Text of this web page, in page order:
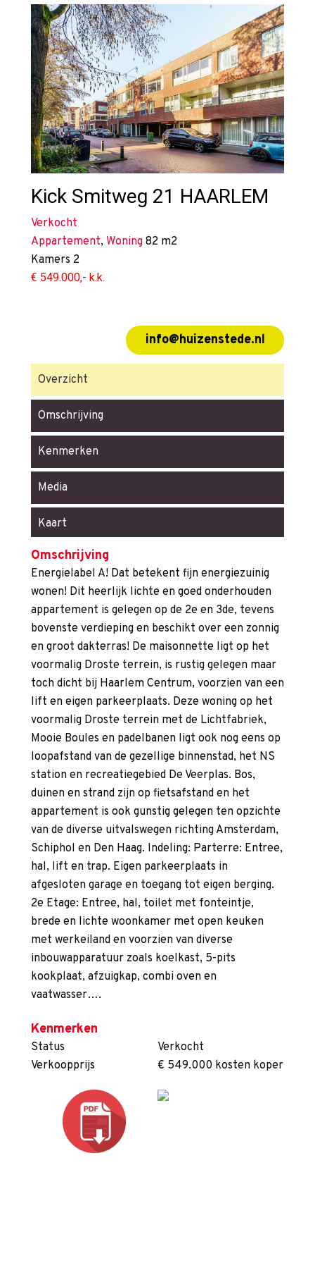
Kick Smitweg 21 HAARLEM
Verkocht
Appartement, Woning 82 m2
Kamers 2
€ 549.000,- k.k.
info@huizenstede.nl
Overzicht
Omschrijving
Kenmerken
Media
Kaart
Omschrijving
Energielabel A! Dat betekent fijn energiezuinig
wonen! Dit heerlijk lichte en goed onderhouden
appartement is gelegen op de 2e en 3de, tevens
bovenste verdieping en beschikt over een zonnig
en groot dakterras! De maisonnette ligt op het
voormalig Droste terrein, is rustig gelegen maar
toch dicht bij Haarlem Centrum, voorzien van een
lift en eigen parkeerplaats. Deze woning op het
voormalig Droste terrein met de Lichtfabriek,
Mooie Boules en padelbanen ligt ook nog eens op
loopafstand van de gezellige binnenstad, het NS
station en recreatiegebied De Veerplas. Bos,
duinen en strand zijn op fietsafstand en het
appartement is ook gunstig gelegen ten opzichte
van de diverse uitvalswegen richting Amsterdam,
Schiphol en Den Haag. Indeling: Parterre: Entree,
hal, lift en trap. Eigen parkeerplaats in
afgesloten garage en toegang tot eigen berging.
2e Etage: Entree, hal, toilet met fonteintje,
brede en lichte woonkamer met open keuken
met werkeiland en voorzien van diverse
inbouwapparatuur zoals koelkast, 5-pits
kookplaat, afzuigkap, combi oven en
vaatwasser….
Kenmerken
Status
Verkocht
Verkoopprijs
€ 549.000 kosten koper